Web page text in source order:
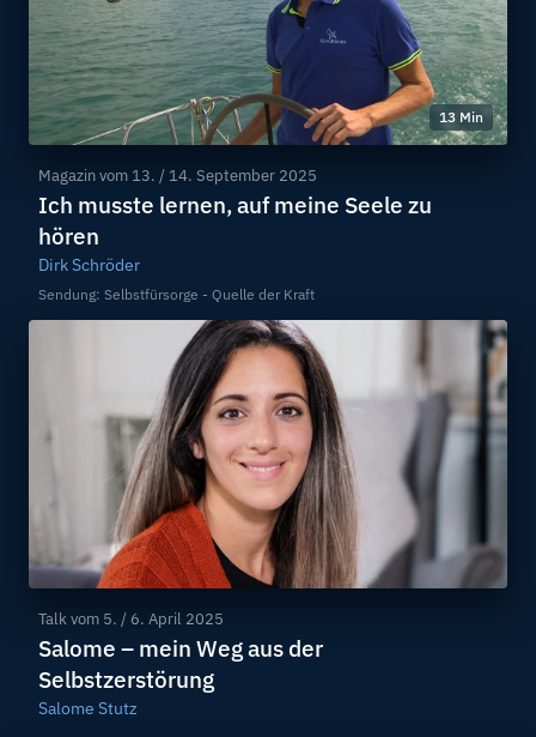
13 Min
Magazin vom 13. / 14. September 2025
Ich musste lernen, auf meine Seele zu
hören
Dirk Schröder
Sendung: Selbstfürsorge - Quelle der Kraft
Talk vom 5. / 6. April 2025
Salome – mein Weg aus der
Selbstzerstörung
Salome Stutz